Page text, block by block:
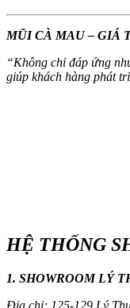
MŨI CÀ MAU – GIÁ
“Không chỉ đáp ứng
giúp khách hàng phát
HỆ THỐNG
1. SHOWROOM LÝ